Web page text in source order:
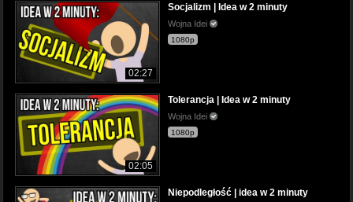
02:27
Socjalizm | Idea w 2 minuty
Wojna Idei
1080p
02:05
Tolerancja | Idea w 2 minuty
Wojna Idei
1080p
Niepodległość | idea w 2 minuty